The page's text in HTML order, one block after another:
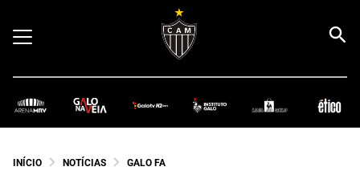
INÍCIO NOTÍCIAS GALO FA